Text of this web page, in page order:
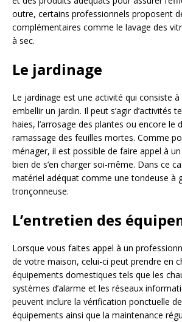
outre, certains professionnels proposent
complémentaires comme le lavage des
à sec.
Le jardinage
Le jardinage est une activité qui consiste
embellir un jardin. Il peut s’agir d’activités
haies, l’arrosage des plantes ou encore le
ramassage des feuilles mortes. Comme
ménager, il est possible de faire appel à
bien de s’en charger soi-même. Dans ce
matériel adéquat comme une tondeuse à
tronçonneuse.
L’entretien des
Lorsque vous faites appel à un
de votre maison, celui-ci peut prendre en
équipements domestiques tels que les
systèmes d’alarme et les réseaux
peuvent inclure la vérification ponctuelle
équipements ainsi que la maintenance